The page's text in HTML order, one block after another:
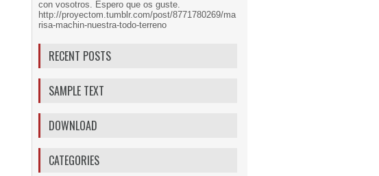
con vosotros. Espero que os guste.
http://proyectom.tumblr.com/post/8771780269/ma
risa-machin-nuestra-todo-terreno
RECENT POSTS
SAMPLE TEXT
DOWNLOAD
CATEGORIES